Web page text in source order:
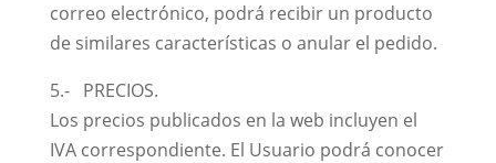
correo electrónico, podrá recibir un producto
de similares características o anular el pedido.
5.- PRECIOS.
Los precios publicados en la web incluyen el
IVA correspondiente. El Usuario podrá conocer